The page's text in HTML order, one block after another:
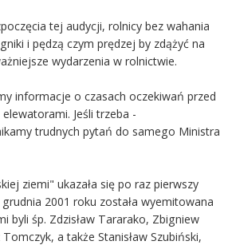
tej audycji, rolnicy bez wahania
i pędzą czym prędzej by zdążyć na
wydarzenia w rolnictwie.
informacje o czasach oczekiwań przed
Jeśli trzeba -
trudnych pytań do samego Ministra
ziemi" ukazała się po raz pierwszy
2001 roku została wyemitowana
byli śp. Zdzisław Tararako, Zbigniew
a także Stanisław Szubiński,